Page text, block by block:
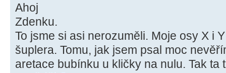
Ahoj
Zdenku.
To jsme si asi nerozuměli. Moje osy X i
šuplera. Tomu, jak jsem psal moc
aretace bubínku u kličky na nulu. Tak ta